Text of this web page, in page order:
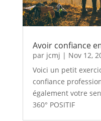
Avoir confiance
par jcmj | Nov 12,
Voici un petit
confiance
également votre
360° POSITIF